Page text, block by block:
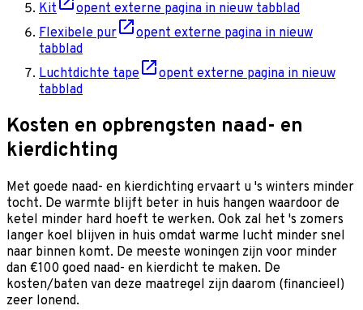
Kit
opent externe pagina in nieuw tabblad
Flexibele pur
opent externe pagina in nieuw
tabblad
Luchtdichte tape
opent externe pagina in nieuw
tabblad
Kosten en opbrengsten naad- en
kierdichting
Met goede naad- en kierdichting ervaart u 's winters minder
tocht. De warmte blijft beter in huis hangen waardoor de
ketel minder hard hoeft te werken. Ook zal het 's zomers
langer koel blijven in huis omdat warme lucht minder snel
naar binnen komt. De meeste woningen zijn voor minder
dan €100 goed naad- en kierdicht te maken. De
kosten/baten van deze maatregel zijn daarom (financieel)
zeer lonend.